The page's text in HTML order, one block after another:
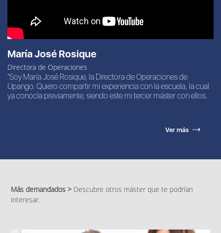
María José Rosique
Directora de Operaciones
"Soy María José Rosique, la Directora de Operaciones de
Upango. Quiero compartir mi experiencia con la escuela, la cual
ya conocía previamente, siendo este mi tercer máster con ellos.
Ver más
Más demandados > Descubre otros máster que te podrían
interesar.